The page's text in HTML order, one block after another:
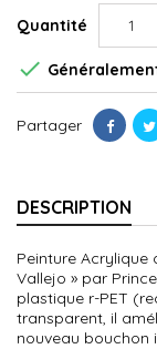
Quantité

Partager
DESCRIPTION
Peinture Acrylique
Vallejo » par
plastique r-PET
transparent, il
nouveau bouchon